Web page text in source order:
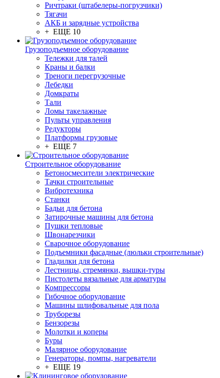
Ричтраки (штабелеры-погрузчики)
Тягачи
АКБ и зарядные устройства
+ ЕЩЕ 10
Грузоподъемное оборудование
Тележки для талей
Краны и балки
Треноги перегрузочные
Лебедки
Домкраты
Тали
Ломы такелажные
Пульты управления
Редукторы
Платформы грузовые
+ ЕЩЕ 7
Строительное оборудование
Бетоносмесители электрические
Тачки строительные
Вибротехника
Станки
Бадьи для бетона
Затирочные машины для бетона
Пушки тепловые
Швонарезчики
Сварочное оборудование
Подъемники фасадные (люльки строительные)
Гладилки для бетона
Лестницы, стремянки, вышки-туры
Пистолеты вязальные для арматуры
Компрессоры
Гибочное оборудование
Машины шлифовальные для пола
Труборезы
Бензорезы
Молотки и коперы
Буры
Малярное оборудование
Генераторы, помпы, нагреватели
+ ЕЩЕ 19